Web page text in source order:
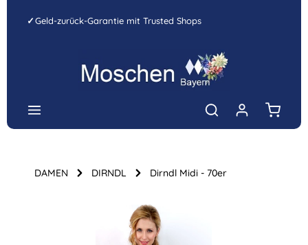
Zum Hauptinhalt springen
✓Geld-zurück-Garantie mit Trusted Shops
DAMEN DIRNDL Dirndl Midi - 70er
Bildergalerie überspringen